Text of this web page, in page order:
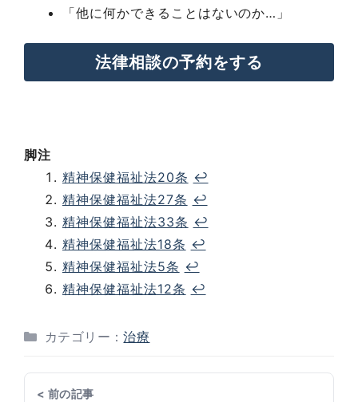
「他に何かできることはないのか…」
法律相談の予約をする
脚注
精神保健福祉法20条 ↩︎
精神保健福祉法27条 ↩︎
精神保健福祉法33条 ↩︎
精神保健福祉法18条 ↩︎
精神保健福祉法5条 ↩︎
精神保健福祉法12条 ↩︎
カテゴリー：治療
< 前の記事